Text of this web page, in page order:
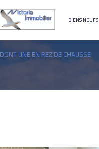
terrain BIENS NEUFS
UNE EN REZ DE CHAUSSE